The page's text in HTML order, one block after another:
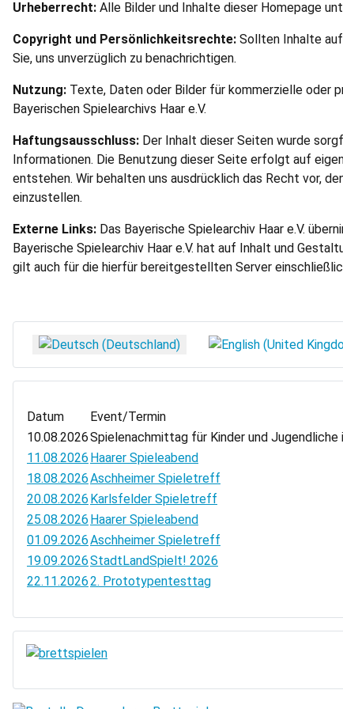
Urheberrecht: Alle Bilder und Inhalte dieser Homepage
Copyright und Persönlichkeitsrechte: Sollten Inhalte
Sie, uns unverzüglich zu benachrichtigen.
Nutzung: Texte, Daten oder Bilder für kommerzielle oder
Bayerischen Spielearchivs Haar e.V.
Haftungsausschluss: Der Inhalt dieser Seiten wurde
Informationen. Die Benutzung dieser Seite erfolgt auf
entstehen. Wir behalten uns ausdrücklich das Recht vor,
einzustellen.
Externe Links: Das Bayerische Spielearchiv Haar e.V.
Bayerische Spielearchiv Haar e.V. hat auf Inhalt und
gilt auch für die hierfür bereitgestellten Server
Sprache auswählen
Datum
Event/Termin
10.08.2026Spielenachmittag für Kinder und Jugendliche
11.08.2026 Haarer Spieleabend
18.08.2026Aschheimer Spieletreff
20.08.2026 Karlsfelder Spieletreff
25.08.2026 Haarer Spieleabend
01.09.2026Aschheimer Spieletreff
19.09.2026StadtLandSpielt! 2026
22.11.20262. Prototypentesttag